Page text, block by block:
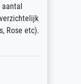
Rose etc).